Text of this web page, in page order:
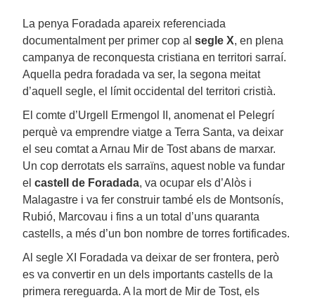
La penya Foradada apareix referenciada
documentalment per primer cop al segle X, en plena
campanya de reconquesta cristiana en territori sarraí.
Aquella pedra foradada va ser, la segona meitat
d’aquell segle, el límit occidental del territori cristià.
El comte d’Urgell Ermengol II, anomenat el Pelegrí
perquè va emprendre viatge a Terra Santa, va deixar
el seu comtat a Arnau Mir de Tost abans de marxar.
Un cop derrotats els sarraïns, aquest noble va fundar
el castell de Foradada, va ocupar els d’Alòs i
Malagastre i va fer construir també els de Montsonís,
Rubió, Marcovau i fins a un total d’uns quaranta
castells, a més d’un bon nombre de torres fortificades.
Al segle XI Foradada va deixar de ser frontera, però
es va convertir en un dels importants castells de la
primera rereguarda. A la mort de Mir de Tost, els